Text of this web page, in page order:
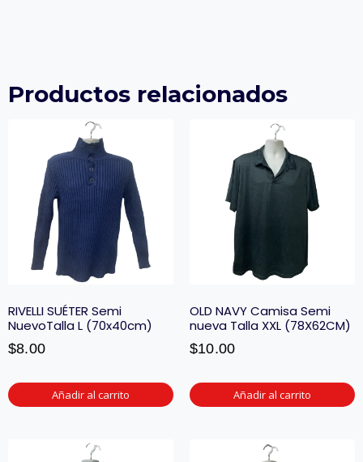
Productos relacionados
RIVELLI SUÉTER Semi
NuevoTalla L (70x40cm)
$8.00
Añadir al carrito
OLD NAVY Camisa Semi
nueva Talla XXL (78X62CM)
$10.00
Añadir al carrito